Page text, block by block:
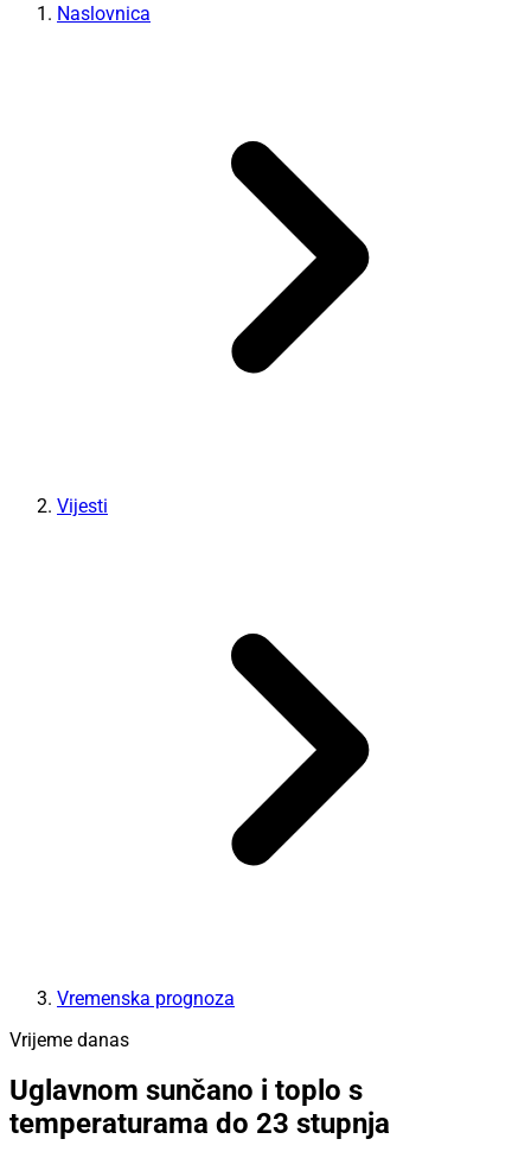
Naslovnica
Vijesti
Vremenska prognoza
Vrijeme danas
Uglavnom sunčano i toplo s
temperaturama do 23 stupnja